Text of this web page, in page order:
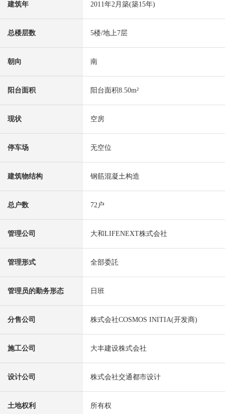
建筑年 2011年2月築(築15年)
总楼层数 5楼/地上7层
朝向 南
阳台面积 阳台面积8.50m²
现状 空房
停车场 无空位
建筑物结构 钢筋混凝土构造
总户数 72户
管理公司 大和LIFENEXT株式会社
管理形式 全部委託
管理员的勤务形态 日班
分售公司 株式会社COSMOS INITIA(开发商)
施工公司 大丰建设株式会社
设计公司 株式会社交通都市设计
土地权利 所有权